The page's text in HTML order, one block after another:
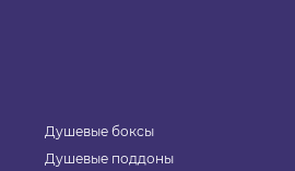
Душевые боксы
Душевые поддоны